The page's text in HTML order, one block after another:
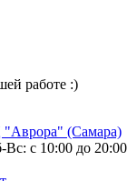
работе :)
(Самара)
с 10:00 до 20:00